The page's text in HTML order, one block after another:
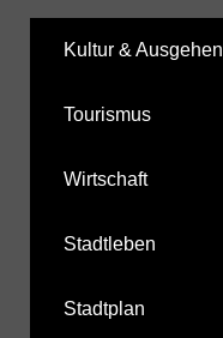
Kultur & Ausgehen
Tourismus
Wirtschaft
Stadtleben
Stadtplan